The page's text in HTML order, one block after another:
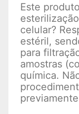
Este
celular?
estéril,
para
amostras
química.